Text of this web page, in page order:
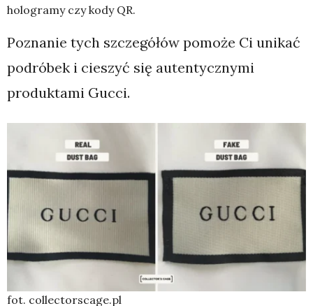
hologramy czy kody QR.
Poznanie tych szczegółów pomoże Ci unikać
podróbek i cieszyć się autentycznymi
produktami Gucci.
fot. collectorscage.pl